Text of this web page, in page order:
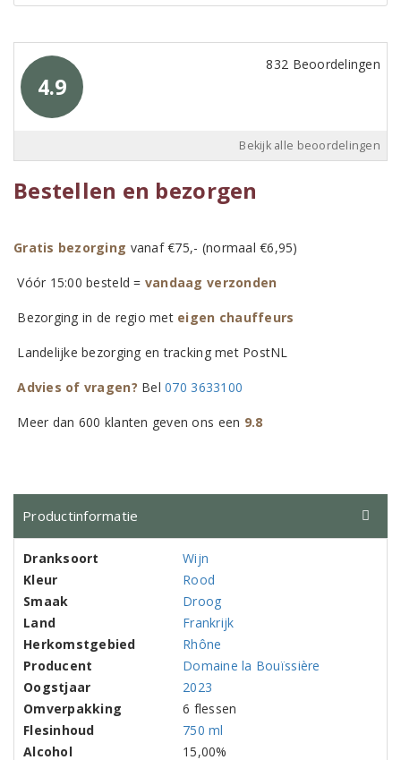
4.9
832 Beoordelingen
Bekijk alle beoordelingen
Bestellen en bezorgen
Gratis bezorging vanaf €75,- (normaal €6,95)
Vóór 15:00 besteld = vandaag verzonden
Bezorging in de regio met eigen chauffeurs
Landelijke bezorging en tracking met PostNL
Advies of vragen? Bel070 3633100
Meer dan 600 klanten geven ons een 9.8
Productinformatie
Dranksoort
Wijn
Kleur
Rood
Smaak
Droog
Land
Frankrijk
Herkomstgebied
Rhône
Producent
Domaine la Bouïssière
Oogstjaar
2023
Omverpakking
6 flessen
Flesinhoud
750 ml
Alcohol
15,00%